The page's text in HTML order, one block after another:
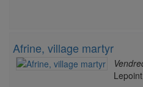
Afrine, village martyr